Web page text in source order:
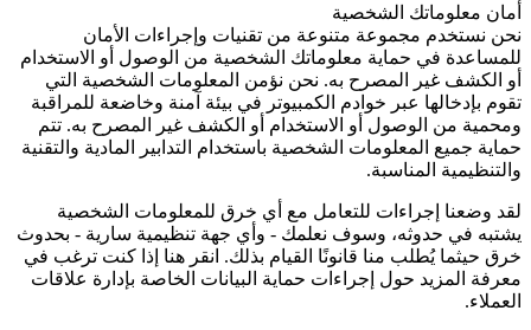
أمان معلوماتك الشخصية
نحن نستخدم مجموعة متنوعة من تقنيات وإجراءات الأمان
للمساعدة في حماية معلوماتك الشخصية من الوصول أو الاستخدام
أو الكشف غير المصرح به. نحن نؤمن المعلومات الشخصية التي
تقوم بإدخالها عبر خوادم الكمبيوتر في بيئة آمنة وخاضعة للمراقبة
ومحمية من الوصول أو الاستخدام أو الكشف غير المصرح به. تتم
حماية جميع المعلومات الشخصية باستخدام التدابير المادية والتقنية
والتنظيمية المناسبة.
لقد وضعنا إجراءات للتعامل مع أي خرق للمعلومات الشخصية
يشتبه في حدوثه، وسوف نعلمك - وأي جهة تنظيمية سارية - بحدوث
خرق حيثما يُطلب منا قانونًا القيام بذلك. انقر هنا إذا كنت ترغب في
معرفة المزيد حول إجراءات حماية البيانات الخاصة بإدارة علاقات
العملاء.